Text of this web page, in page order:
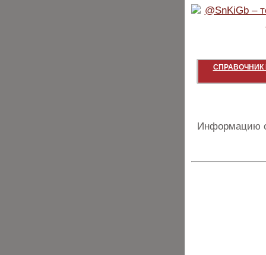
СПРАВОЧНИК
Информацию